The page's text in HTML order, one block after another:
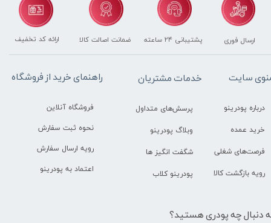
پشتیبانی ۲۴ ساعته ارائه کد تخفیف ارسال فوری ضمانت اصالت کالا
راهنمای خرید از فروشگاه
فروشگاه آنلاین
نحوه ثبت سفارش
رویه ارسال سفارش
اعتماد به پودرینو
خدمات مشتریان
پرسش‌های متداول
وبلاگ پودرینو
شگفت انگیز ها
پودرینو کلاب
سایت
درباره پودرینو
خرید عمده
فرصت‌های شغلی
رویه بازگشت کالا
دنبال چه پودری هستید؟